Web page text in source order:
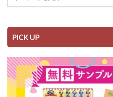
PICK UP